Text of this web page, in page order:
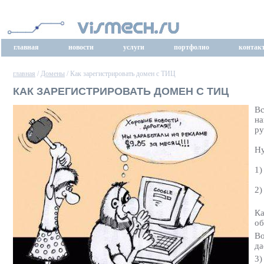
главная новости услуги портфолио
главная / Домены / Как зарегистрировать домен с ТИЦ
КАК ЗАРЕГИСТРИРОВАТЬ ДОМЕН С ТИЦ
1)
3)